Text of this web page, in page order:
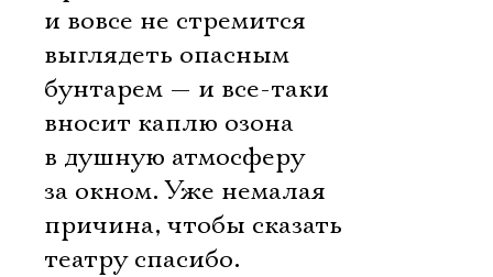
и вовсе не стремится
выглядеть опасным
бунтарем — и все-таки
вносит каплю озона
в душную атмосферу
за окном. Уже немалая
причина, чтобы сказать
театру спасибо.